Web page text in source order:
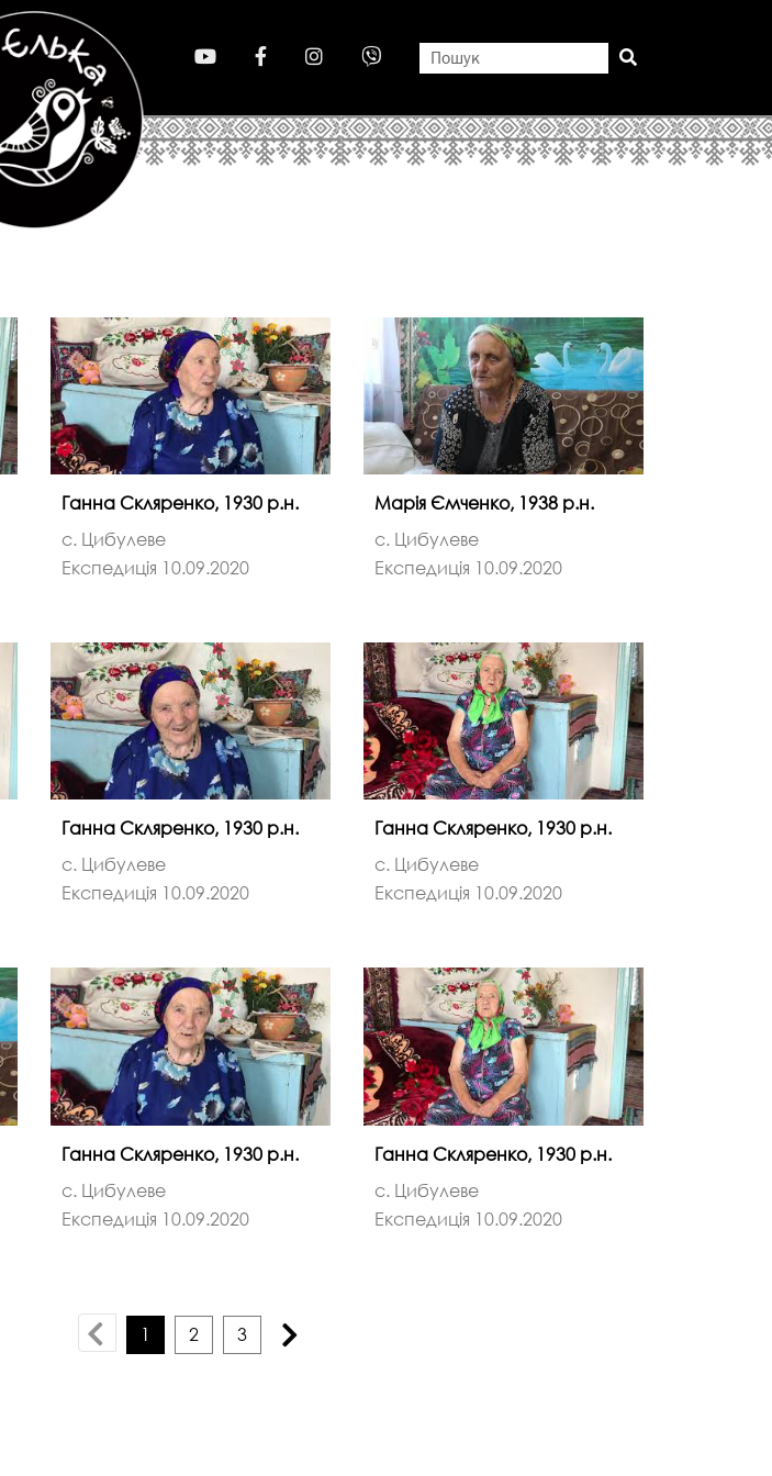
Ганна Скляренко, 1930 р.н.
с. Цибулеве
Експедиція 10.09.2020
Марія Ємченко, 1938 р.н.
с. Цибулеве
Експедиція 10.09.2020
Ганна Скляренко, 1930 р.н.
с. Цибулеве
Експедиція 10.09.2020
Ганна Скляренко, 1930 р.н.
с. Цибулеве
Експедиція 10.09.2020
Ганна Скляренко, 1930 р.н.
с. Цибулеве
Експедиція 10.09.2020
Ганна Скляренко, 1930 р.н.
с. Цибулеве
Експедиція 10.09.2020
1 2 3